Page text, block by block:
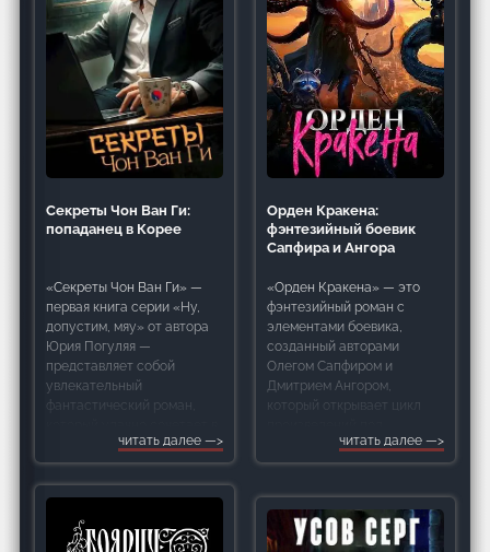
Секреты Чон Ван Ги:
попаданец в Корее
«Секреты Чон Ван Ги» —
первая книга серии «Ну,
допустим, мяу» от автора
Юрия Погуляя —
представляет собой
увлекательный
фантастический роман,
себе элементы попаданца,
корпоративного триллера и
романтики. Произведение
объемом в 209 печатных
страниц обещает читателю
читать далее
Орден Кракена:
фэнтезийный боевик
Сапфира и Ангора
«Орден Кракена» — это
фэнтезийный роман с
элементами боевика,
созданный авторами
Олегом Сапфиром и
Дмитрием Ангором,
который открывает цикл
названием «Кракен».
Произведение
путешествие в мир, где
реальность переплетается
читать далее